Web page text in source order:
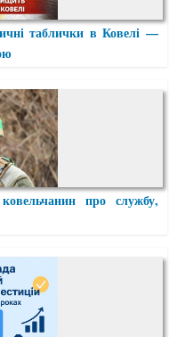
таблички в Ковелі —
про службу,